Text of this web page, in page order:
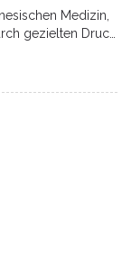
Medizin,
gezielten Druck
in Ihr